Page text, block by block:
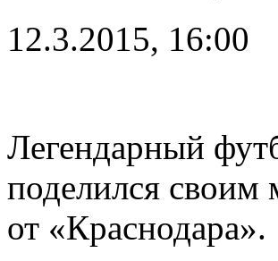
12.3.2015, 16:00
Легендарный
поделился
от «Краснодара».